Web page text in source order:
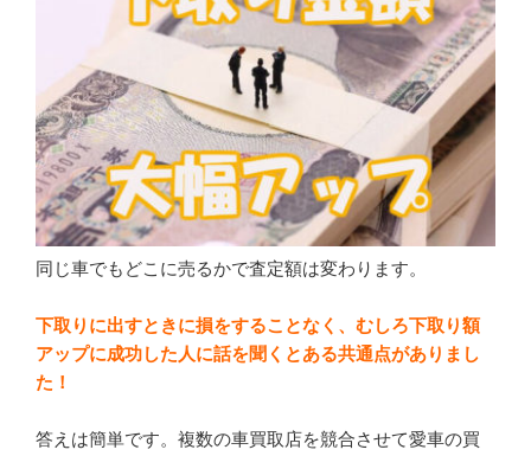
同じ車でもどこに売るかで査定額は変わります。
下取りに出すときに損をすることなく、むしろ下取り額
アップに成功した人に話を聞くとある共通点がありまし
た！
答えは簡単です。複数の車買取店を競合させて愛車の買